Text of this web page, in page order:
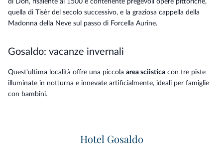
di Don, risalente al 1500 e contenente pregevoli opere pittoriche,
quella di Tisèr del secolo successivo, e la graziosa cappella della
Madonna della Neve sul passo di Forcella Aurine.
Gosaldo: vacanze invernali
Quest'ultima località offre una piccola area sciistica con tre piste
illuminate in notturna e innevate artificialmente, ideali per famiglie
con bambini.
Hotel Gosaldo